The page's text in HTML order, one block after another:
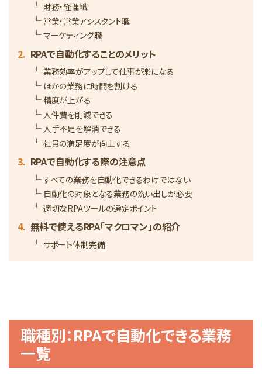
財務・経理職
営業・営業アシスタント職
マーケティング職
RPAで自動化することのメリット
業務効率がアップして仕事が楽になる
ほかの業務に時間を割ける
精度が上がる
人件費を削減できる
人手不足を解消できる
社員の満足度が向上する
RPAで自動化する際の注意点
すべての業務を自動化できるわけではない
自動化の対象となる業務の洗い出しが必要
適切なRPAツールの選定ポイント
無料で使えるRPA「マクロマン」の紹介
サポート体制完備
職種別：RPAで自動化できる業務
一覧